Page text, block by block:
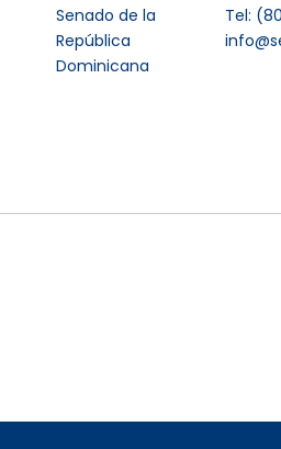
Senado de la
República
Dominicana
Tel: